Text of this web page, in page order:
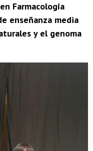
Farmacología
enseñanza media
y el genoma